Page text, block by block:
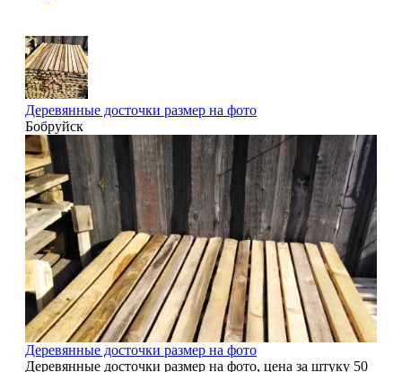
Деревянные досточки размер на фото
Бобруйск
Деревянные досточки размер на фото
Деревянные досточки размер на фото, цена за штуку 50